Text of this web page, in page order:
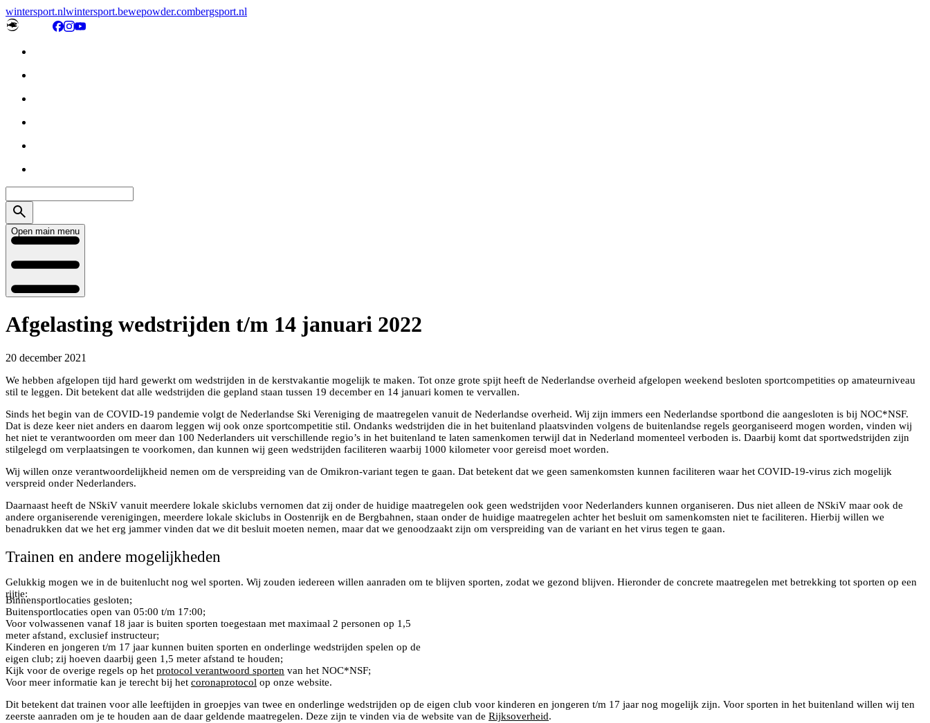
wintersport.nlwintersport.bewepowder.combergsport.nl
Open main menu
Afgelasting wedstrijden t/m 14 januari 2022
20 december 2021
We hebben afgelopen tijd hard gewerkt om wedstrijden in de kerstvakantie mogelijk te maken. Tot onze grote spijt heeft de Nederlandse overheid afgelopen weekend besloten sportcompetities op amateurniveau
stil te leggen. Dit betekent dat alle wedstrijden die gepland staan tussen 19 december en 14 januari komen te vervallen.
Sinds het begin van de COVID-19 pandemie volgt de Nederlandse Ski Vereniging de maatregelen vanuit de Nederlandse overheid. Wij zijn immers een Nederlandse sportbond die aangesloten is bij NOC*NSF.
Dat is deze keer niet anders en daarom leggen wij ook onze sportcompetitie stil. Ondanks wedstrijden die in het buitenland plaatsvinden volgens de buitenlandse regels georganiseerd mogen worden, vinden wij
het niet te verantwoorden om meer dan 100 Nederlanders uit verschillende regio’s in het buitenland te laten samenkomen terwijl dat in Nederland momenteel verboden is. Daarbij komt dat sportwedstrijden zijn
stilgelegd om verplaatsingen te voorkomen, dan kunnen wij geen wedstrijden faciliteren waarbij 1000 kilometer voor gereisd moet worden.
Wij willen onze verantwoordelijkheid nemen om de verspreiding van de Omikron-variant tegen te gaan. Dat betekent dat we geen samenkomsten kunnen faciliteren waar het COVID-19-virus zich mogelijk
verspreid onder Nederlanders.
Daarnaast heeft de NSkiV vanuit meerdere lokale skiclubs vernomen dat zij onder de huidige maatregelen ook geen wedstrijden voor Nederlanders kunnen organiseren. Dus niet alleen de NSkiV maar ook de
andere organiserende verenigingen, meerdere lokale skiclubs in Oostenrijk en de Bergbahnen, staan onder de huidige maatregelen achter het besluit om samenkomsten niet te faciliteren. Hierbij willen we
benadrukken dat we het erg jammer vinden dat we dit besluit moeten nemen, maar dat we genoodzaakt zijn om verspreiding van de variant en het virus tegen te gaan.
Trainen en andere mogelijkheden
Gelukkig mogen we in de buitenlucht nog wel sporten. Wij zouden iedereen willen aanraden om te blijven sporten, zodat we gezond blijven. Hieronder de concrete maatregelen met betrekking tot sporten op een
rijtje:
Binnensportlocaties gesloten;
Buitensportlocaties open van 05:00 t/m 17:00;
Voor volwassenen vanaf 18 jaar is buiten sporten toegestaan met maximaal 2 personen op 1,5
meter afstand, exclusief instructeur;
Kinderen en jongeren t/m 17 jaar kunnen buiten sporten en onderlinge wedstrijden spelen op de
eigen club; zij hoeven daarbij geen 1,5 meter afstand te houden;
Kijk voor de overige regels op het protocol verantwoord sporten van het NOC*NSF;
Voor meer informatie kan je terecht bij het coronaprotocol op onze website.
Dit betekent dat trainen voor alle leeftijden in groepjes van twee en onderlinge wedstrijden op de eigen club voor kinderen en jongeren t/m 17 jaar nog mogelijk zijn. Voor sporten in het buitenland willen wij ten
zeerste aanraden om je te houden aan de daar geldende maatregelen. Deze zijn te vinden via de website van de Rijksoverheid.